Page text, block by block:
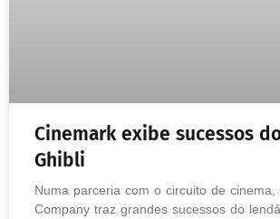
Cinemark exibe sucessos
Ghibli
Numa parceria com o circuito de cinema,
Company traz grandes sucessos do